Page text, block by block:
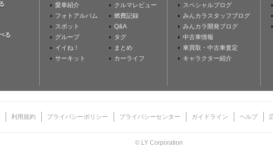
る
愛車紹介
フォトアルバム
スポット
グループ
イイね！
サーキット
クルマレビュー
燃費記録
Q&A
タグ
まとめ
カーライフ
スペシャルブログ
みんカラスタッフブログ
みんカラ開発ブログ
中古車情報
車買取・中古車査定
キャラクター紹介
利用規約 プライバシーポリシー プライバシーセンター ガイドライン ヘルプ
© LY Corporation